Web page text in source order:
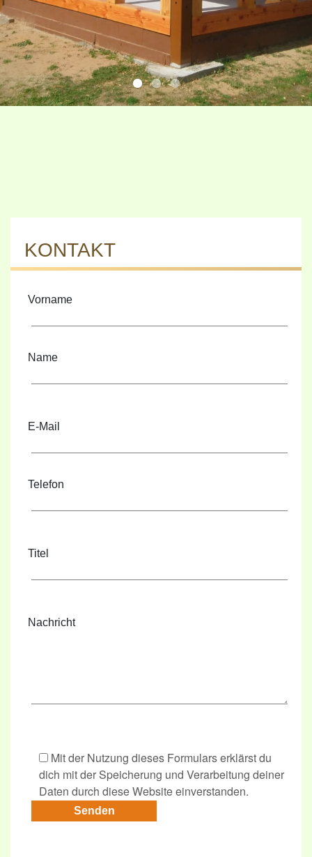
KONTAKT
Vorname
Name
E-Mail
Telefon
Titel
Nachricht
Mit der Nutzung dieses Formulars erklärst du
dich mit der Speicherung und Verarbeitung deiner
Daten durch diese Website einverstanden.